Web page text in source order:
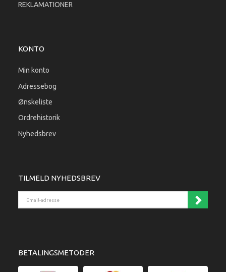
REKLAMATIONER
KONTO
Min konto
Adressebog
Ønskeliste
Ordrehistorik
Nyhedsbrev
TILMELD NYHEDSBREV
BETALINGSMETODER